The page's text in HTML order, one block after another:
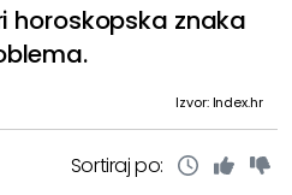
horoskopska znaka
Izvor: Index.hr
Sortiraj po: